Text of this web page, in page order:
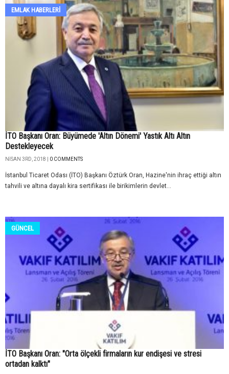
EMLAK HABERLERI
İTO Başkanı Oran: Büyümede 'Altın Dönemi' Yastık Altı Altın
Destekleyecek
NISAN 3RD, 2018 | 0 COMMENTS
İstanbul Ticaret Odası (İTO) Başkanı Öztürk Oran, Hazine'nin ihraç ettiği altın
tahvili ve altına dayalı kira sertifikası ile birikimlerin devlet...
GÜNCEL
İTO Başkanı Oran: "Orta ölçekli firmaların kur endişesi ve stresi
ortadan kalktı"